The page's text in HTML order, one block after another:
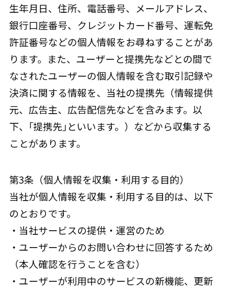
生年月日、住所、電話番号、メールアドレス、
銀行口座番号、クレジットカード番号、運転免
許証番号などの個人情報をお尋ねすることがあ
ります。また、ユーザーと提携先などとの間で
なされたユーザーの個人情報を含む取引記録や
決済に関する情報を、当社の提携先（情報提供
元、広告主、広告配信先などを含みます。以
下、｢提携先｣といいます。）などから収集する
ことがあります。
第3条（個人情報を収集・利用する目的）
当社が個人情報を収集・利用する目的は、以下
のとおりです。
・当社サービスの提供・運営のため
・ユーザーからのお問い合わせに回答するため
（本人確認を行うことを含む）
・ユーザーが利用中のサービスの新機能、更新